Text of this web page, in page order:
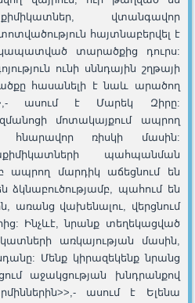
վտանգավոր
հայտնաբերվել է
տարածքից դուրս:
ունի սննդային շղթայի
հասանելի է նաև արածող
ասում է Մարեկ Զիրը:
մոտակայքում ապրող
հնարավոր ռիսկի մասին:
պահպանման
ապրող մարդիկ աճեցնում են
ձկնաբուծությամբ, պահում են
առանց վախենալու, վերցնում
Ինչևէ, նրանք տեղեկացված
առկայության մասին,
Մենք կիրազեկենք նրանց
աջակցության խնդրանքով
ասում է Ելենա